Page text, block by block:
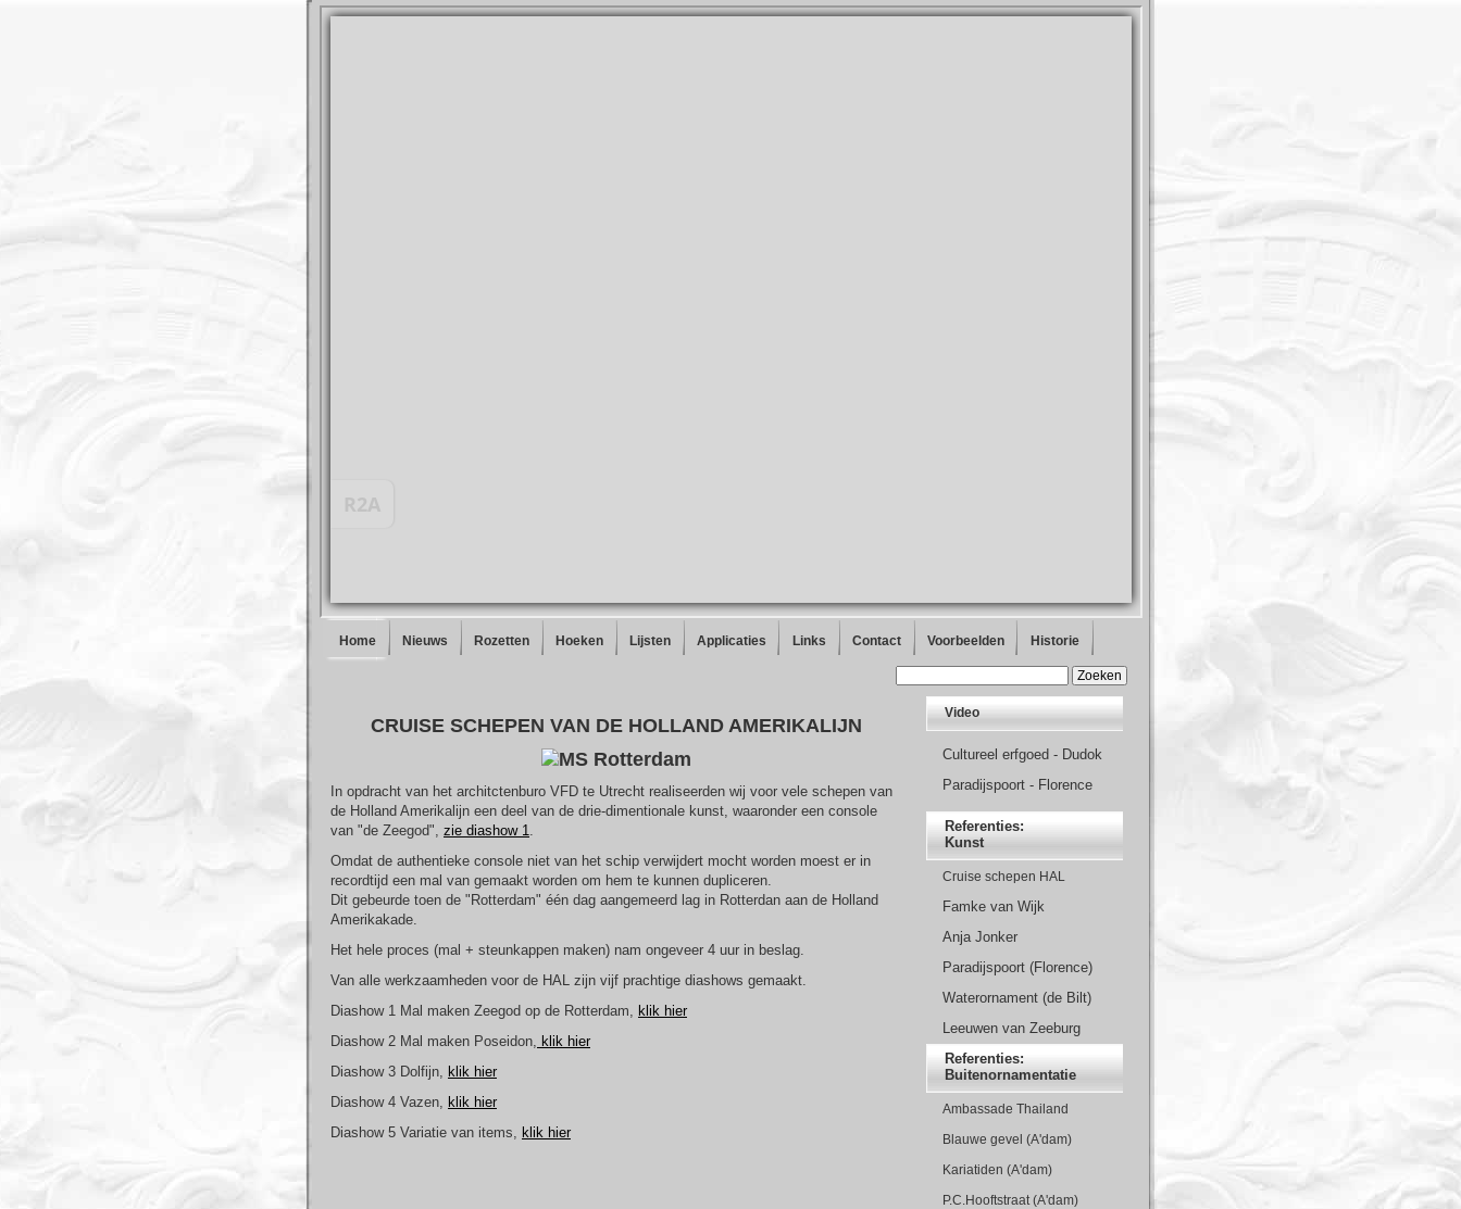
Home Nieuws Rozetten Hoeken Lijsten Applicaties Links Contact Voorbeelden Historie
CRUISE SCHEPEN VAN DE HOLLAND AMERIKALIJN
In opdracht van het architctenburo VFD te Utrecht realiseerden wij voor vele schepen van
de Holland Amerikalijn een deel van de drie-dimentionale kunst, waaronder een console
van "de Zeegod", zie diashow 1.
Omdat de authentieke console niet van het schip verwijdert mocht worden moest er in
recordtijd een mal van gemaakt worden om hem te kunnen dupliceren.
Dit gebeurde toen de "Rotterdam" één dag aangemeerd lag in Rotterdan aan de Holland
Amerikakade.
Het hele proces (mal + steunkappen maken) nam ongeveer 4 uur in beslag.
Van alle werkzaamheden voor de HAL zijn vijf prachtige diashows gemaakt.
Diashow 1 Mal maken Zeegod op de Rotterdam, klik hier
Diashow 2 Mal maken Poseidon, klik hier
Diashow 3 Dolfijn, klik hier
Diashow 4 Vazen, klik hier
Diashow 5 Variatie van items, klik hier
Video
Cultureel erfgoed - Dudok
Paradijspoort - Florence
Referenties:
Kunst
Cruise schepen HAL
Famke van Wijk
Anja Jonker
Paradijspoort (Florence)
Waterornament (de Bilt)
Leeuwen van Zeeburg
Referenties:
Buitenornamentatie
Ambassade Thailand
Blauwe gevel (A'dam)
Kariatiden (A'dam)
P.C.Hooftstraat (A'dam)